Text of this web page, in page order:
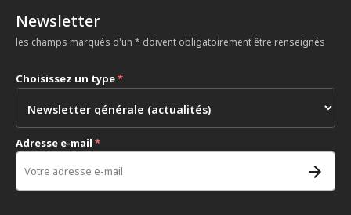
Newsletter
les champs marqués d'un * doivent obligatoirement être renseignés
Choisissez un type*
Adresse e-mail *